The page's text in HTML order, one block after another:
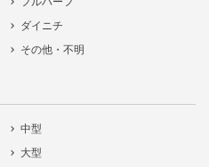
ダイニチ
その他・不明
中型
大型